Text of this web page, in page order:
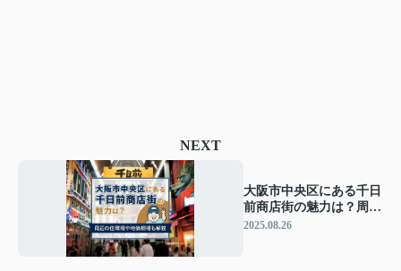
NEXT
大阪市中央区にある千日
前商店街の魅力は？周辺
の住環境や地価相場も解
2025.08.26